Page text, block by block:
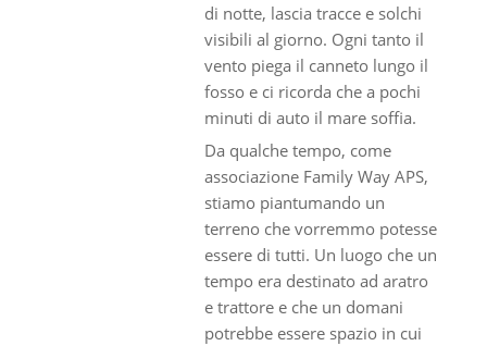
di notte, lascia tracce e solchi
visibili al giorno. Ogni tanto il
vento piega il canneto lungo il
fosso e ci ricorda che a pochi
minuti di auto il mare soffia.
Da qualche tempo, come
associazione Family Way APS,
stiamo piantumando un
terreno che vorremmo potesse
essere di tutti. Un luogo che un
tempo era destinato ad aratro
e trattore e che un domani
potrebbe essere spazio in cui